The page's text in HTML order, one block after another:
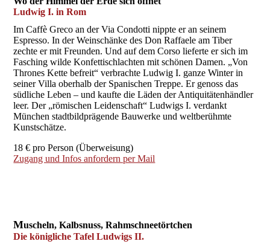
Ludwig I. in Rom
Im Caffè Greco an der Via Condotti nippte er an seinem
Espresso. In der Weinschänke des Don Raffaele am Tiber
zechte er mit Freunden. Und auf dem Corso lieferte er sich im
Fasching wilde Konfettischlachten mit schönen Damen. „Von
Thrones Kette befreit“ verbrachte Ludwig I. ganze Winter in
seiner Villa oberhalb der Spanischen Treppe. Er genoss das
südliche Leben – und kaufte die Läden der Antiquitätenhändler
leer. Der „römischen Leidenschaft“ Ludwigs I. verdankt
München stadtbildprägende Bauwerke und weltberühmte
Kunstschätze.
18 € pro Person (Überweisung)
Zugang und Infos anfordern per Mail
Muscheln, Kalbsnuss, Rahmschneetörtchen
Die königliche Tafel Ludwigs II.